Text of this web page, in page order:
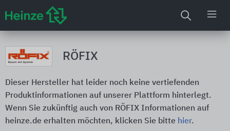
RÖFIX
Dieser Hersteller hat leider noch keine vertiefenden
Produktinformationen auf unserer Plattform hinterlegt.
Wenn Sie zukünftig auch von RÖFIX Informationen auf
heinze.de erhalten möchten, klicken Sie bitte hier.